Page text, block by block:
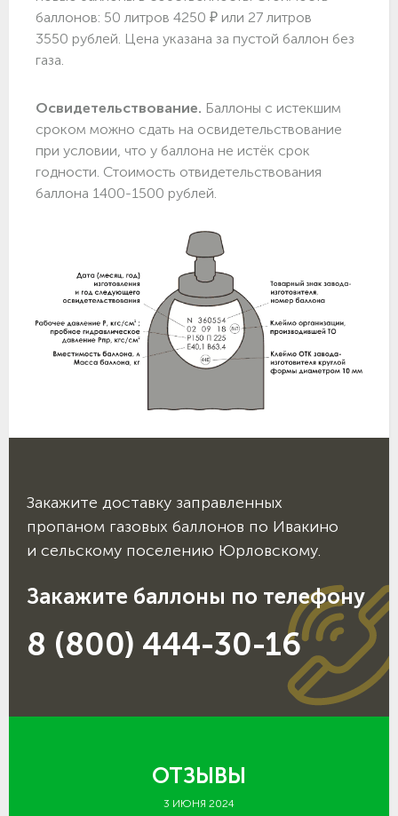
баллонов: 50 литров 4250 ₽ или 27 литров
3550 рублей. Цена указана за пустой баллон без
газа.
Освидетельствование. Баллоны с истекшим
сроком можно сдать на освидетельствование
при условии, что у баллона не истёк срок
годности. Стоимость отвидетельствования
баллона 1400-1500 рублей.
Закажите доставку заправленных
пропаном газовых баллонов по Ивакино
и сельскому поселению Юрловскому.
Закажите баллоны по телефону
8 (800) 444-30-16
ОТЗЫВЫ
3 ИЮНЯ 2024